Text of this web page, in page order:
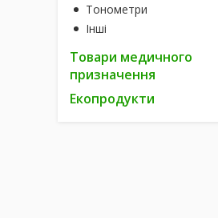
Тонометри
Інші
Товари медичного
призначення
Екопродукти